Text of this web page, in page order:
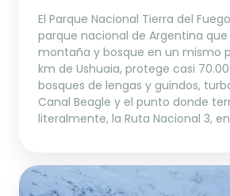
El Parque Nacional Tierra del
parque nacional de Argentina
montaña y bosque en un mismo
km de Ushuaia, protege casi
bosques de lengas y guindos,
Canal Beagle y el punto donde
literalmente, la Ruta Nacional 3,